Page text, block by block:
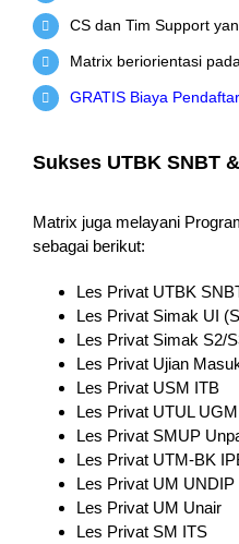
CS dan Tim Support
Matrix beriorientasi
GRATIS Biaya
Sukses UTBK SNBT
Matrix juga melayani
sebagai berikut:
Les Privat UTBK
Les Privat Simak UI
Les Privat Simak S2/
Les Privat Ujian
Les Privat USM ITB
Les Privat UTUL UGM
Les Privat SMUP
Les Privat UTM-BK
Les Privat UM UNDIP
Les Privat UM Unair
Les Privat SM ITS